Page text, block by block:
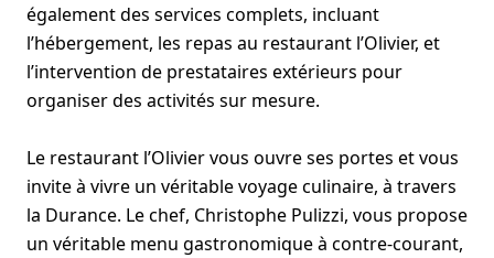
également des services complets, incluant
l’hébergement, les repas au restaurant l’Olivier, et
l’intervention de prestataires extérieurs pour
organiser des activités sur mesure.
Le restaurant l’Olivier vous ouvre ses portes et vous
invite à vivre un véritable voyage culinaire, à travers
la Durance. Le chef, Christophe Pulizzi, vous propose
un véritable menu gastronomique à contre-courant,